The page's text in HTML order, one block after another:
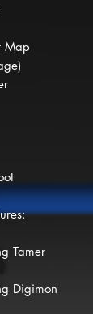
Map
Tamer
Digimon